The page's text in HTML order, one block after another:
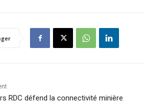
RDC défend la connectivité minière